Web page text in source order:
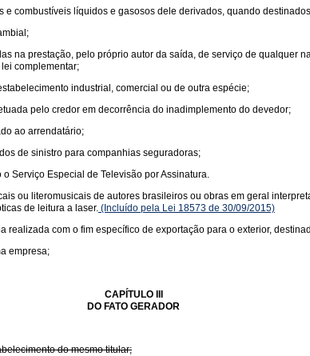
combustíveis líquidos e gasosos dele derivados, quando
na prestação, pelo próprio autor da saída, de serviço de qualquer
complementar;
industrial, comercial ou de outra espécie;
pelo credor em decorrência do inadimplemento do devedor;
ao arrendatário;
de sinistro para companhias seguradoras;
Serviço Especial de Televisão por Assinatura.
ou literomusicais de autores brasileiros ou obras em geral
de leitura a laser. (Incluído pela Lei 18573 de 30/09/2015)
com o fim específico de exportação para o exterior,
empresa;
CAPÍTULO III
DO FATO GERADOR
do mesmo titular;